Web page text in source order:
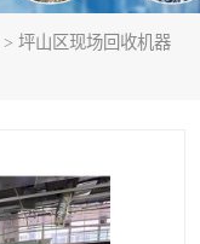
> 坪山区现场回收机器